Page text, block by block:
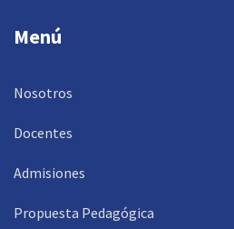
Menú
Nosotros
Docentes
Admisiones
Propuesta Pedagógica